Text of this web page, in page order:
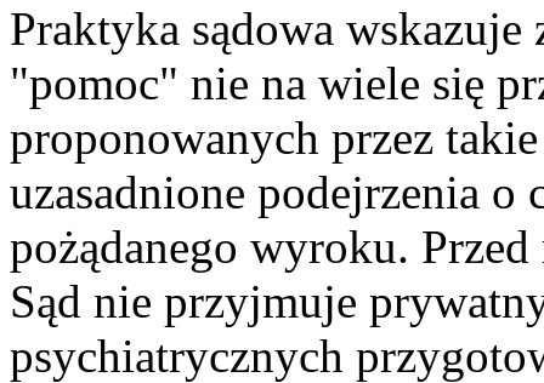
Praktyka sądowa wskazuje
"pomoc" nie na wiele się
proponowanych przez
uzasadnione podejrzenia o
pożądanego wyroku.
Sąd nie przyjmuje
psychiatrycznych